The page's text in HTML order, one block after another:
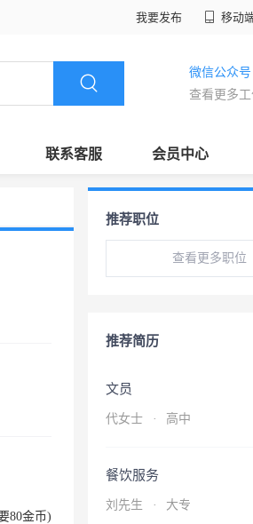
我要发布 移动
微信公众号
查看更多
联系客服 会员中心
80金币)
推荐职位
查看更多职位
推荐简历
文员
代女士 · 高中
餐饮服务
刘先生 · 大专